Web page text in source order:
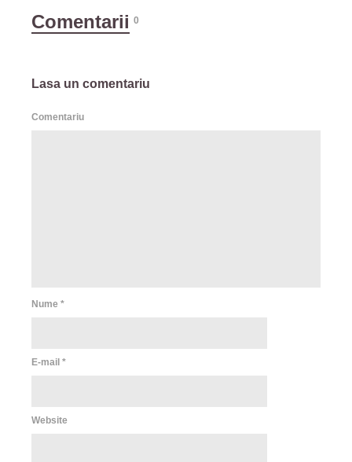
Comentarii 0
Lasa un comentariu
Comentariu
Nume *
E-mail *
Website